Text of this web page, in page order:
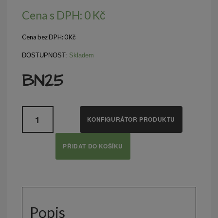
Cena s DPH: 0 Kč
Cena bez DPH:0Kč
DOSTUPNOST: Skladem
BN25
KONFIGURÁTOR PRODUKTU
PŘIDAT DO KOŠÍKU
Popis